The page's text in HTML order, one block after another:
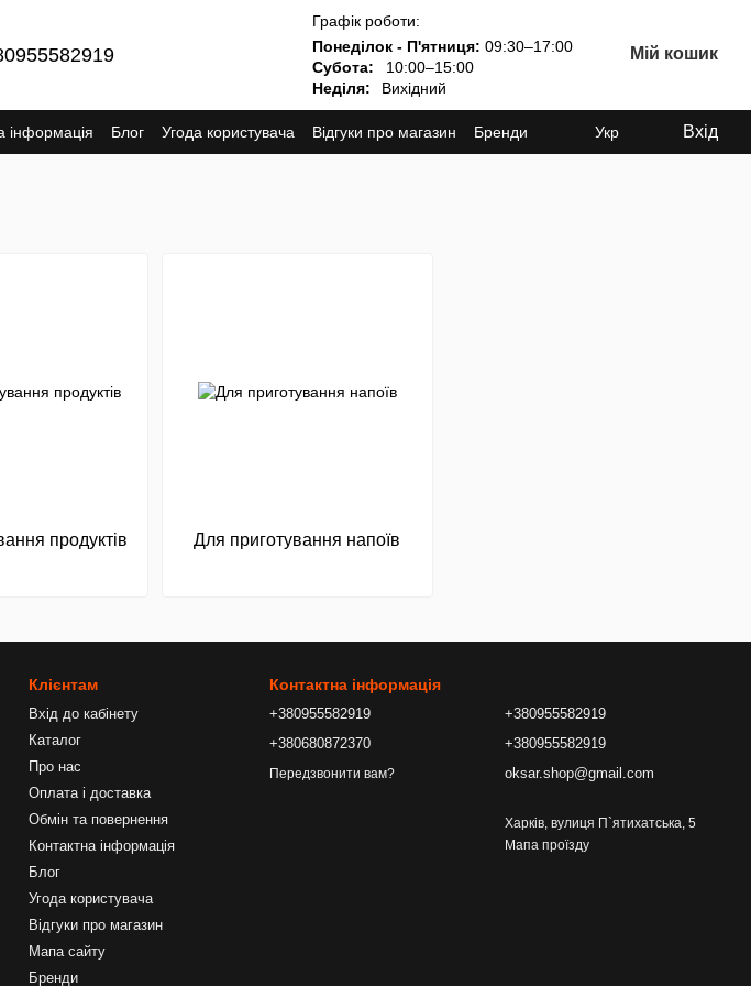
Графік роботи:
Понеділок - П'ятниця: 09:30–17:00
Субота:
10:00–15:00
Неділя:
Вихідний
Мій кошик
інформація Блог Угода користувача Відгуки про магазин
Бренди
Укр Вхід
продуктів Для приготування напоїв
Клієнтам
Вхід до кабінету
Каталог
Про нас
Оплата і доставка
Обмін та повернення
Контактна інформація
Блог
Угода користувача
Відгуки про магазин
Мапа сайту
Бренди
Контактна інформація
+380955582919
+380680872370
Передзвонити вам?
+380955582919
+380955582919
oksar.shop@gmail.com
Харків, вулиця П`ятихатська, 5
Мапа проїзду